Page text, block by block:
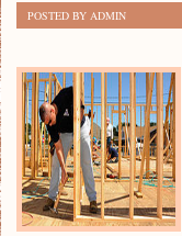
POSTED BY ADMIN